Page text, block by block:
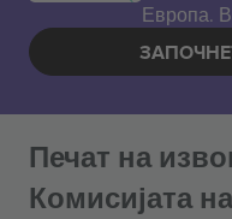
Европа.
Печат на
Комисијата